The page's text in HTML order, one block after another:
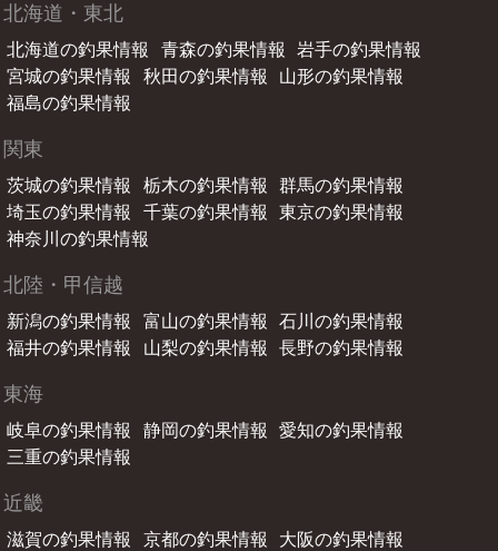
北海道・東北
北海道の釣果情報 青森の釣果情報
岩手の釣果情報
宮城の釣果情報
秋田の釣果情報
山形の釣果情報
福島の釣果情報
関東
茨城の釣果情報 栃木の釣果情報
群馬の釣果情報
埼玉の釣果情報
千葉の釣果情報
東京の釣果情報
神奈川の釣果情報
北陸・甲信越
新潟の釣果情報 富山の釣果情報
石川の釣果情報
福井の釣果情報
山梨の釣果情報 長野の釣果情報
東海
岐阜の釣果情報 静岡の釣果情報
愛知の釣果情報
三重の釣果情報
近畿
滋賀の釣果情報 京都の釣果情報
大阪の釣果情報